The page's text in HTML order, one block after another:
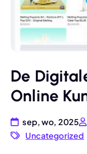
De
Online
sep, wo, 2025
Uncategorized